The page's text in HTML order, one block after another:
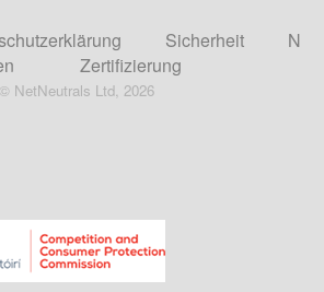
Sicherheit
N
Zertifizierung
© NetNeutrals Ltd, 2026